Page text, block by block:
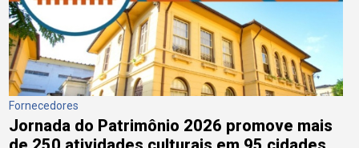
Fornecedores
Jornada do Patrimônio 2026 promove mais